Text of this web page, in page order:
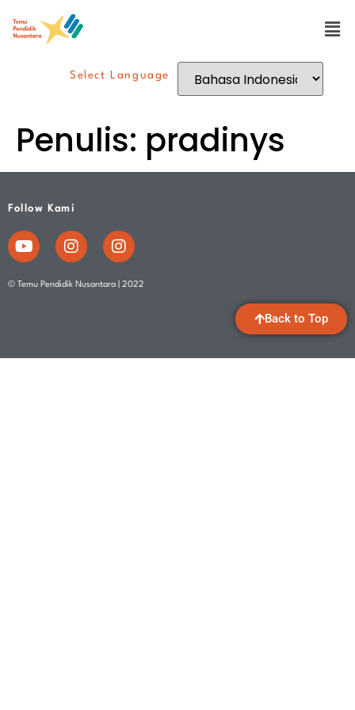
Select Language
Penulis: pradinys
Follow Kami
© Temu Pendidik Nusantara | 2022
Back to Top